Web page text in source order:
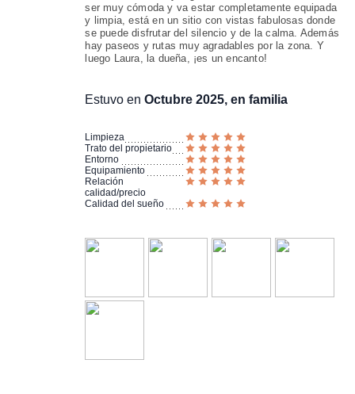
ser muy cómoda y va estar completamente equipada
y limpia, está en un sitio con vistas fabulosas donde
se puede disfrutar del silencio y de la calma. Además
hay paseos y rutas muy agradables por la zona. Y
luego Laura, la dueña, ¡es un encanto!
Estuvo enOctubre 2025, en familia
Limpieza
Trato del propietario
Entorno
Equipamiento
Relación
calidad/precio
Calidad del sueño